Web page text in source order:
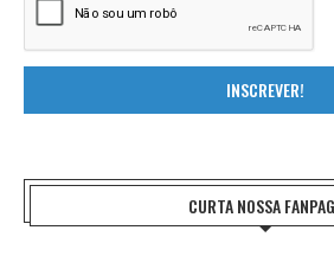
INSCREVER!
CURTA NOSSA